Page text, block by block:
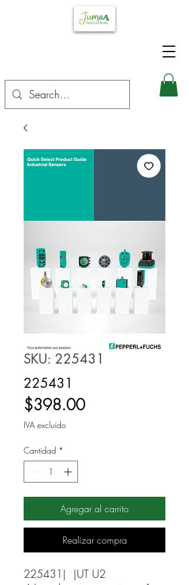
SKU: 225431
225431
$398.00Precio
IVA excluido
Cantidad *
Agregar al carrito
Realizar compra
225431|  |UT U2